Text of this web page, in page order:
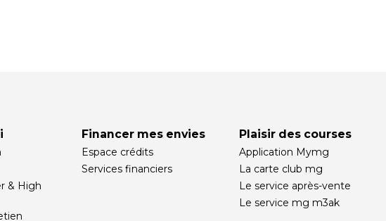
& High
Financer mes envies
Espace crédits
Services financiers
Plaisir des courses
Application Mymg
La carte club mg
Le service après-vente
Le service mg m3ak